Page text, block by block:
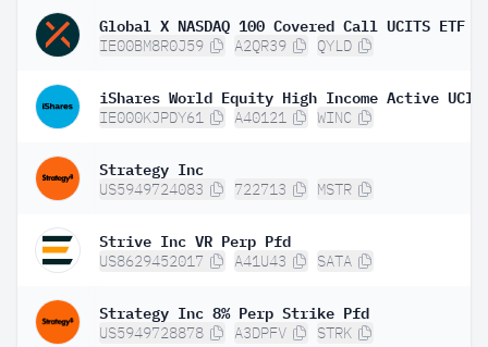
Global X NASDAQ 100 Covered Call UCITS ETF
IE00BM8R0J59 A2QR39 QYLD
IE000KJPDY61 A40121 WINC
Strategy Inc
US5949724083 722713 MSTR
Strive Inc VR Perp Pfd
US8629452017 A41U43 SATA
Strategy Inc 8% Perp Strike Pfd
US5949728878 A3DPFV STRK